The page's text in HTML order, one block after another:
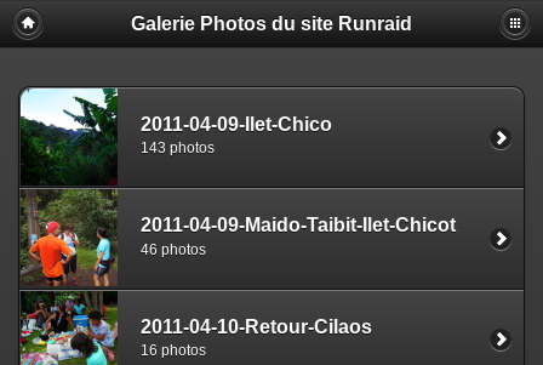
Galerie Photos du site Runraid
2011-04-09-Ilet-Chico
143 photos
2011-04-09-Maido-Taibit-Ilet-Chicot
46 photos
2011-04-10-Retour-Cilaos
16 photos